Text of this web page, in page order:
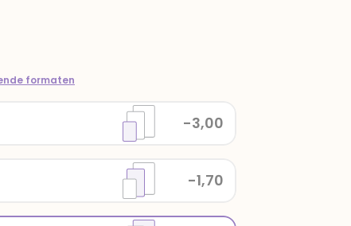
formaten
-1,70
-3,00